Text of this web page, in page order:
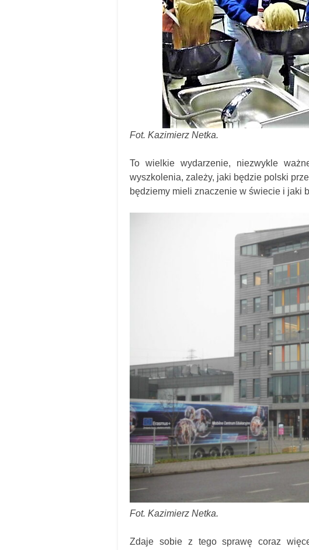
Fot. Kazimierz Netka.
To wielkie wydarzenie, niezwykle
wyszkolenia, zależy, jaki będzie polski
będziemy mieli znaczenie w świecie i jaki
Fot. Kazimierz Netka.
Zdaje sobie z tego sprawę coraz